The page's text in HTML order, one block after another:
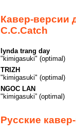
Кавер-версии
C.C.Catch
lynda trang day
"kimigasuki" (optimal)
TRIZH
"kimigasuki" (optimal)
NGOC LAN
"kimigasuki” (optimal)
Русские